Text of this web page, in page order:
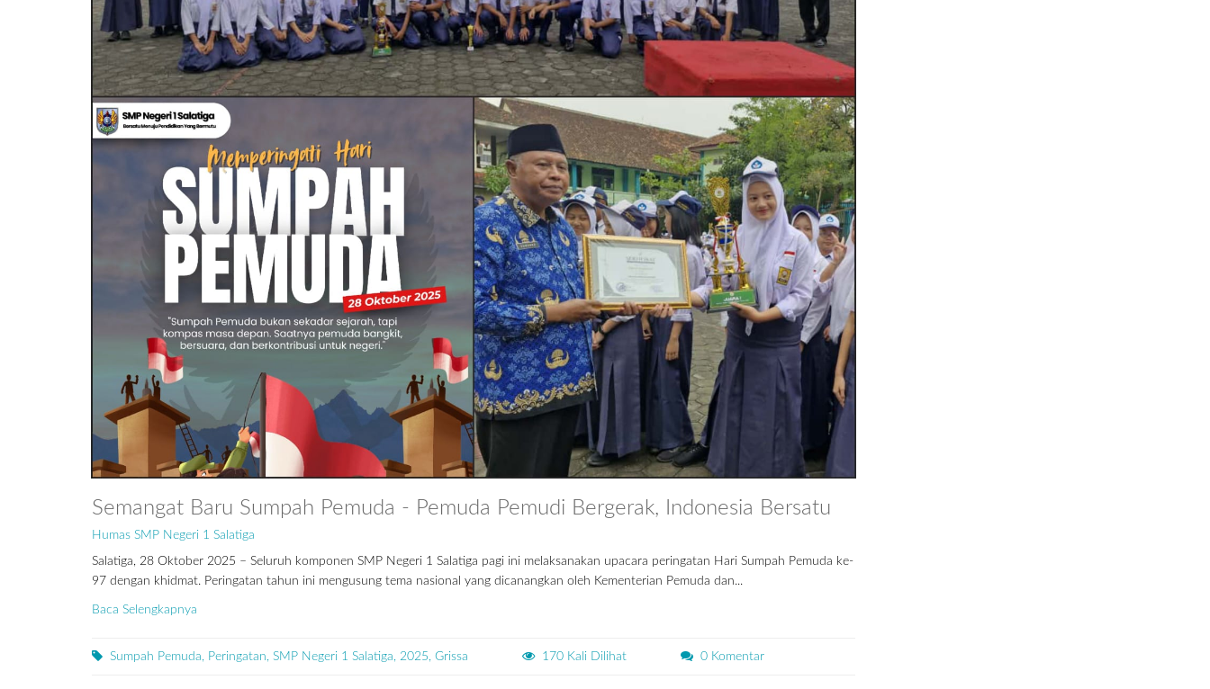
Semangat Baru Sumpah Pemuda - Pemuda Pemudi Bergerak, Indonesia Bersatu
Humas SMP Negeri 1 Salatiga
Salatiga, 28 Oktober 2025 – Seluruh komponen SMP Negeri 1 Salatiga pagi ini melaksanakan upacara peringatan Hari Sumpah Pemuda ke-
97 dengan khidmat. Peringatan tahun ini mengusung tema nasional yang dicanangkan oleh Kementerian Pemuda dan...
Baca Selengkapnya
Sumpah Pemuda, Peringatan, SMP Negeri 1 Salatiga, 2025, Grissa 170 Kali Dilihat 0 Komentar